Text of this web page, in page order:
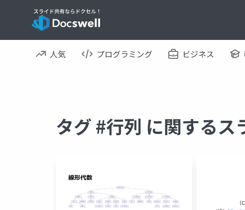
人気 プログラミング ビジネス
タグ #行列 に関するス